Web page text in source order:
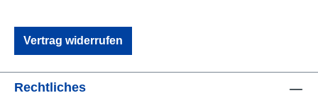
Vertrag widerrufen
Rechtliches